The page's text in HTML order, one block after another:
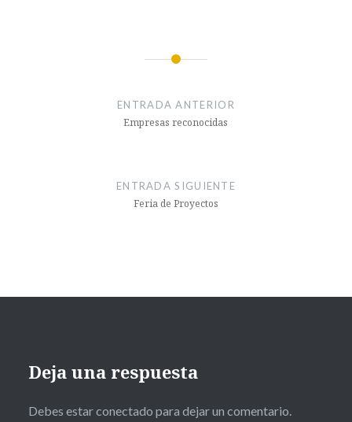
ENTRADA ANTERIOR
Empresas reconocidas
ENTRADA SIGUIENTE
Feria de Proyectos
Deja una respuesta
Debes estar conectado para dejar un comentario.